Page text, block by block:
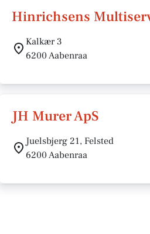
Hinrichsens
Kalkær 3
6200 Aabenraa
JH Murer ApS
Juelsbjerg 21, Felsted
6200 Aabenraa